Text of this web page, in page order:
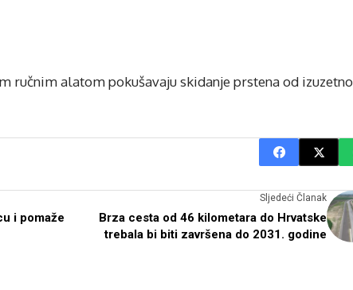
ručnim alatom pokušavaju skidanje prstena od izuzetno
i pomaže
Sljedeći Članak
Brza cesta od 46 kilometara do Hrvatske
trebala bi biti završena do 2031. godine